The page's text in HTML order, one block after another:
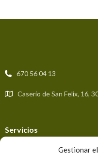
Gestionar
670 56 04 13
Caserío de San Felix, 16,
Servicios
Estación de servicios Low